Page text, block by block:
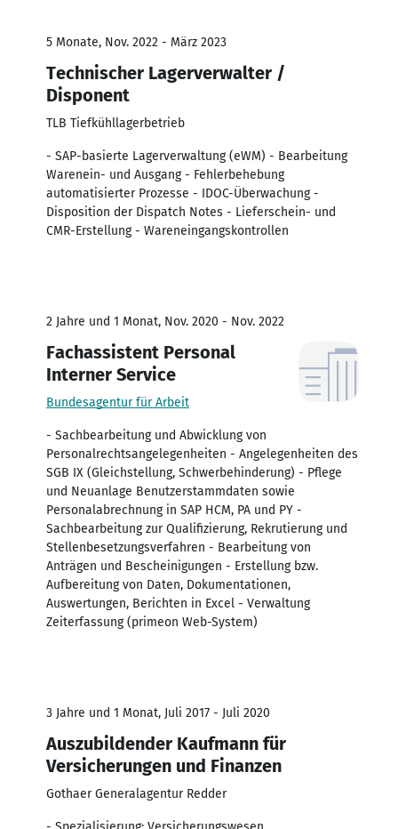
5 Monate, Nov. 2022 - März 2023
Technischer Lagerverwalter /
Disponent
TLB Tiefkühllagerbetrieb
- SAP-basierte Lagerverwaltung (eWM) - Bearbeitung
Warenein- und Ausgang - Fehlerbehebung
automatisierter Prozesse - IDOC-Überwachung -
Disposition der Dispatch Notes - Lieferschein- und
CMR-Erstellung - Wareneingangskontrollen
2 Jahre und 1 Monat, Nov. 2020 - Nov. 2022
Fachassistent Personal
Interner Service
Bundesagentur für Arbeit
- Sachbearbeitung und Abwicklung von
Personalrechtsangelegenheiten - Angelegenheiten des
SGB IX (Gleichstellung, Schwerbehinderung) - Pflege
und Neuanlage Benutzerstammdaten sowie
Personalabrechnung in SAP HCM, PA und PY -
Sachbearbeitung zur Qualifizierung, Rekrutierung und
Stellenbesetzungsverfahren - Bearbeitung von
Anträgen und Bescheinigungen - Erstellung bzw.
Aufbereitung von Daten, Dokumentationen,
Auswertungen, Berichten in Excel - Verwaltung
Zeiterfassung (primeon Web-System)
3 Jahre und 1 Monat, Juli 2017 - Juli 2020
Auszubildender Kaufmann für
Versicherungen und Finanzen
Gothaer Generalagentur Redder